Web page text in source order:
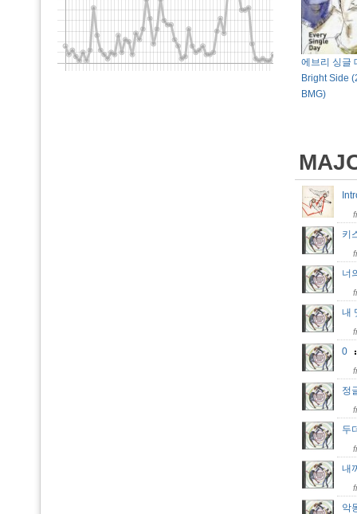
에브리 싱글
Bright Side
BMG)
키
너
내
0
두
내